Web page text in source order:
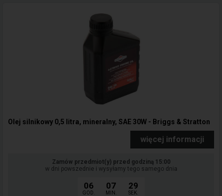
Olej silnikowy 0,5 litra, mineralny, SAE 30W - Briggs & Stratton
więcej informacji
Zamów przedmiot(y) przed godziną 15:00
w dni powszednie i wysyłamy tego samego dnia
06
GOD.
07
MIN.
29
SEK.